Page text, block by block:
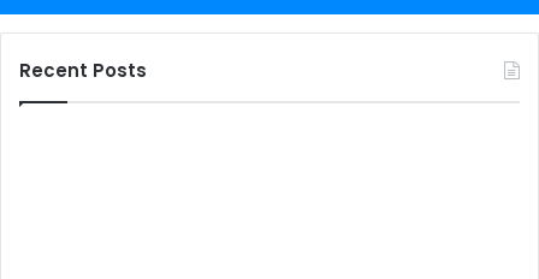
Recent Posts